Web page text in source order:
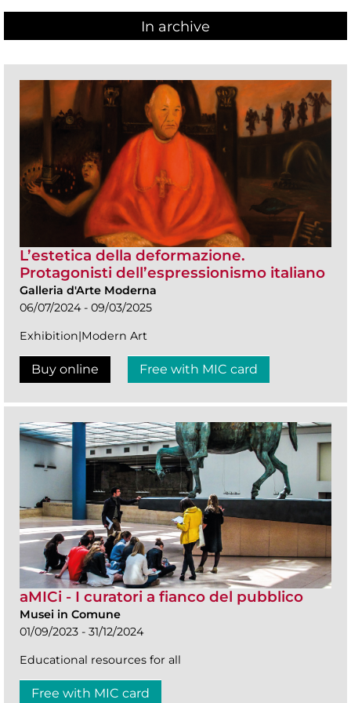
In archive
L’estetica della deformazione.
Protagonisti dell’espressionismo italiano
Galleria d'Arte Moderna
06/07/2024 - 09/03/2025
Exhibition|Modern Art
Buy online Free with MIC card
aMICi - I curatori a fianco del pubblico
Musei in Comune
01/09/2023 - 31/12/2024
Educational resources for all
Free with MIC card